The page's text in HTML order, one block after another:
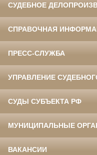
СУДЕБНОЕ
СПРАВОЧНАЯ
ПРЕСС-СЛУЖБА
УПРАВЛЕНИЕ
СУДЫ СУБЪЕКТА РФ
МУНИЦИПАЛЬНЫЕ
ВАКАНСИИ